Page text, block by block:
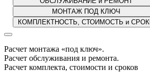
Расчет монтажа «под ключ».
Расчет обслуживания и ремонта.
Расчет комплекта, стоимости и сроков